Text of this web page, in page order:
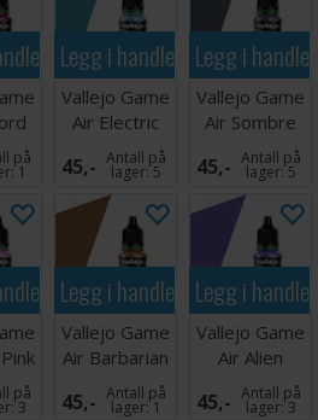
på
1
Legg i handlekurven
Vallejo Game
Air Electric
Blue
45,- Antall på
lager:5
Legg i
Vallejo Game
Air Sombre
Grey
45,- Antall på
lager:5
på
3
Legg i handlekurven
Vallejo Game
Air Barbarian
Skin
45,- Antall på
lager:1
Legg i
Vallejo Game
Air Alien
Purple
45,- Antall på
lager:3